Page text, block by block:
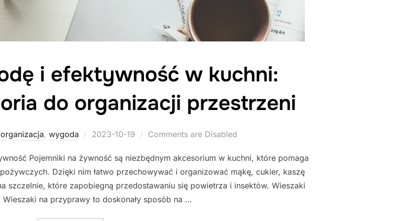
i efektywność w kuchni:
do organizacji przestrzeni
organizacja, wygoda
Posted
2023-10-19 Comments are Disabled
Pojemniki na żywność są niezbędnym akcesorium w kuchni, które pomaga
Dzięki nim łatwo przechowywać i organizować mąkę, cukier, kaszę
szczelnie, które zapobiegną przedostawaniu się powietrza i insektów. Wieszaki
na przyprawy to doskonały sposób na …